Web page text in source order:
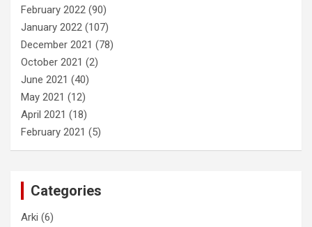
February 2022 (90)
January 2022 (107)
December 2021 (78)
October 2021 (2)
June 2021 (40)
May 2021 (12)
April 2021 (18)
February 2021 (5)
Categories
Arki (6)